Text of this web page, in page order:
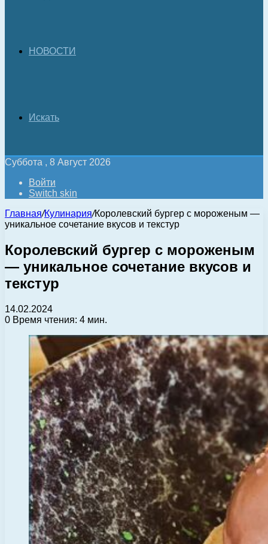
НОВОСТИ
Искать
Суббота , 8 Август 2026
Войти
Switch skin
Главная/Кулинария/Королевский бургер с мороженым —
уникальное сочетание вкусов и текстур
Королевский бургер с мороженым
— уникальное сочетание вкусов и
текстур
14.02.2024
0 Время чтения: 4 мин.